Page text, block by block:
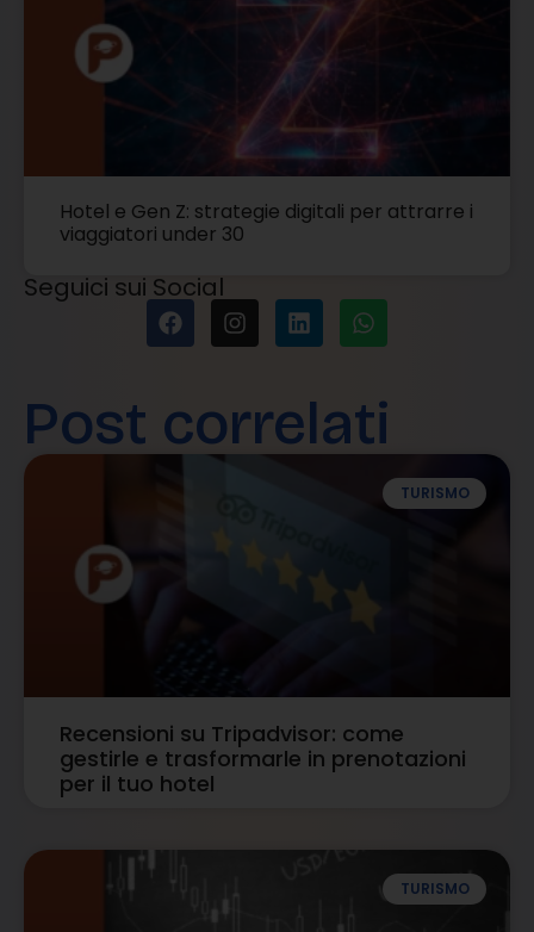
Hotel e Gen Z: strategie digitali per attrarre i
viaggiatori under 30
Seguici sui Social
Post correlati
TURISMO
Recensioni su Tripadvisor: come
gestirle e trasformarle in prenotazioni
per il tuo hotel
TURISMO